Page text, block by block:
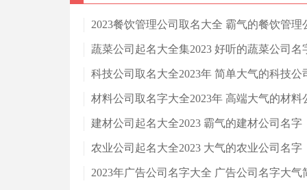
2023餐饮管理公司取名大全 霸气的餐饮管理
蔬菜公司起名大全集2023 好听的蔬菜公司名
科技公司取名大全2023年 简单大气的科技公
材料公司取名字大全2023年 高端大气的材料
建材公司起名大全2023 霸气的建材公司名字
农业公司起名大全2023 大气的农业公司名字
2023年广告公司名字大全 广告公司名字大气